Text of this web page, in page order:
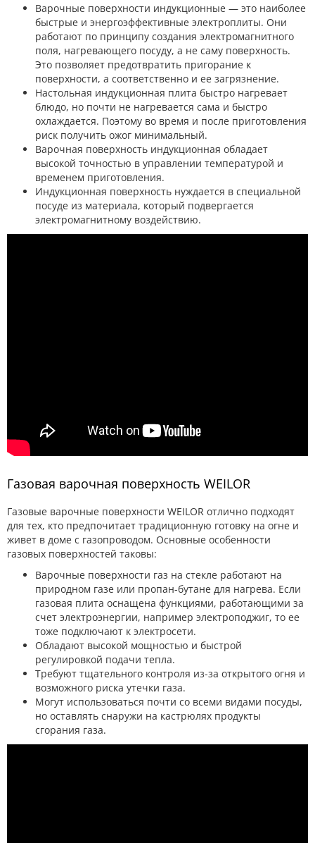
Варочные поверхности индукционные — это наиболее
быстрые и энергоэффективные электроплиты. Они
работают по принципу создания электромагнитного
поля, нагревающего посуду, а не саму поверхность.
Это позволяет предотвратить пригорание к
поверхности, а соответственно и ее загрязнение.
Настольная индукционная плита быстро нагревает
блюдо, но почти не нагревается сама и быстро
охлаждается. Поэтому во время и после приготовления
риск получить ожог минимальный.
Варочная поверхность индукционная обладает
высокой точностью в управлении температурой и
временем приготовления.
Индукционная поверхность нуждается в специальной
посуде из материала, который подвергается
электромагнитному воздействию.
Газовая варочная поверхность WEILOR
Газовые варочные поверхности WEILOR отлично подходят
для тех, кто предпочитает традиционную готовку на огне и
живет в доме с газопроводом. Основные особенности
газовых поверхностей таковы:
Варочные поверхности газ на стекле работают на
природном газе или пропан-бутане для нагрева. Если
газовая плита оснащена функциями, работающими за
счет электроэнергии, например электроподжиг, то ее
тоже подключают к электросети.
Обладают высокой мощностью и быстрой
регулировкой подачи тепла.
Требуют тщательного контроля из-за открытого огня и
возможного риска утечки газа.
Могут использоваться почти со всеми видами посуды,
но оставлять снаружи на кастрюлях продукты
сгорания газа.